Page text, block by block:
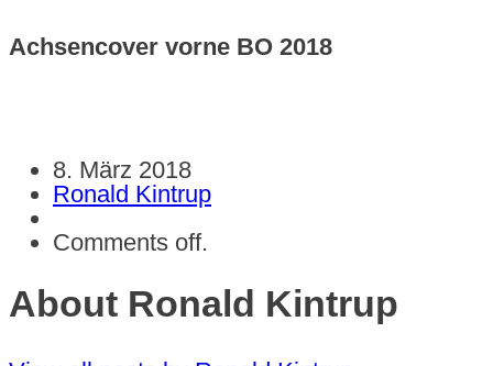
Achsencover vorne BO 2018
8. März 2018
Ronald Kintrup
Comments off.
About Ronald Kintrup